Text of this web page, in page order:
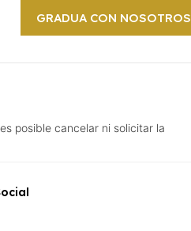
GRADUA CON NOSOTROS
posible cancelar ni solicitar la